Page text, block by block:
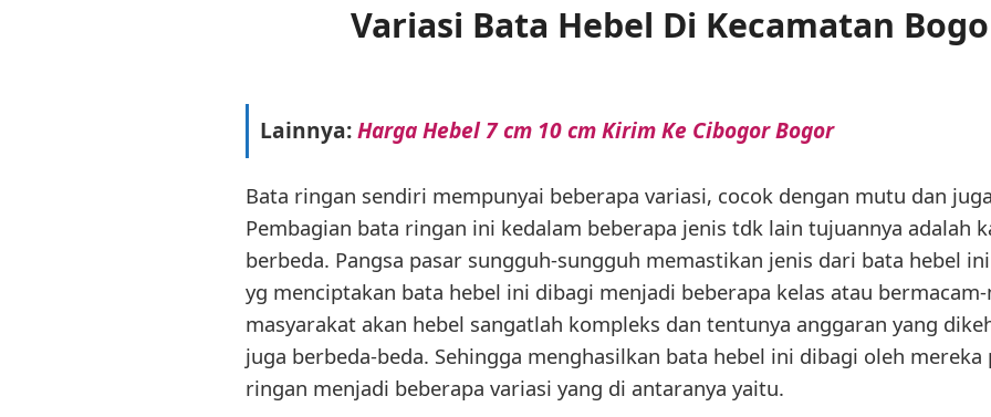
Variasi Bata Hebel Di Kecamatan
Lainnya:Harga Hebel 7 cm 10 cm Kirim Ke Cibogor Bogor
Bata ringan sendiri mempunyai beberapa variasi, cocok dengan mutu dan
Pembagian bata ringan ini kedalam beberapa jenis tdk lain tujuannya adalah
berbeda. Pangsa pasar sungguh-sungguh memastikan jenis dari bata hebel
yg menciptakan bata hebel ini dibagi menjadi beberapa kelas atau
masyarakat akan hebel sangatlah kompleks dan tentunya anggaran yang
juga berbeda-beda. Sehingga menghasilkan bata hebel ini dibagi oleh
ringan menjadi beberapa variasi yang di antaranya yaitu.